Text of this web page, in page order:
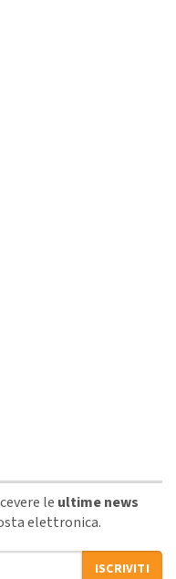
le ultime news
elettronica.
ISCRIVITI